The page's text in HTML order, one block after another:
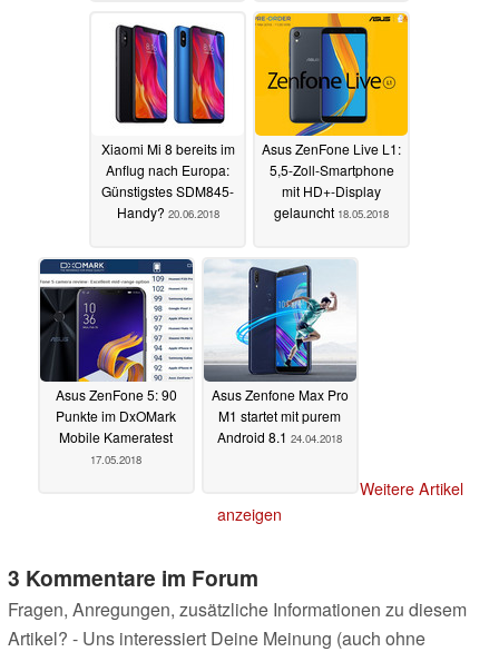
Xiaomi Mi 8 bereits im
Anflug nach Europa:
Günstigstes SDM845-
Handy? 20.06.2018
Asus ZenFone Live L1:
5,5-Zoll-Smartphone
mit HD+-Display
gelauncht 18.05.2018
Asus ZenFone 5: 90
Punkte im DxOMark
Mobile Kameratest
17.05.2018
Asus Zenfone Max Pro
M1 startet mit purem
Android 8.1 24.04.2018
Weitere Artikel
anzeigen
3 Kommentare im Forum
Fragen, Anregungen, zusätzliche Informationen zu diesem
Artikel? - Uns interessiert Deine Meinung (auch ohne